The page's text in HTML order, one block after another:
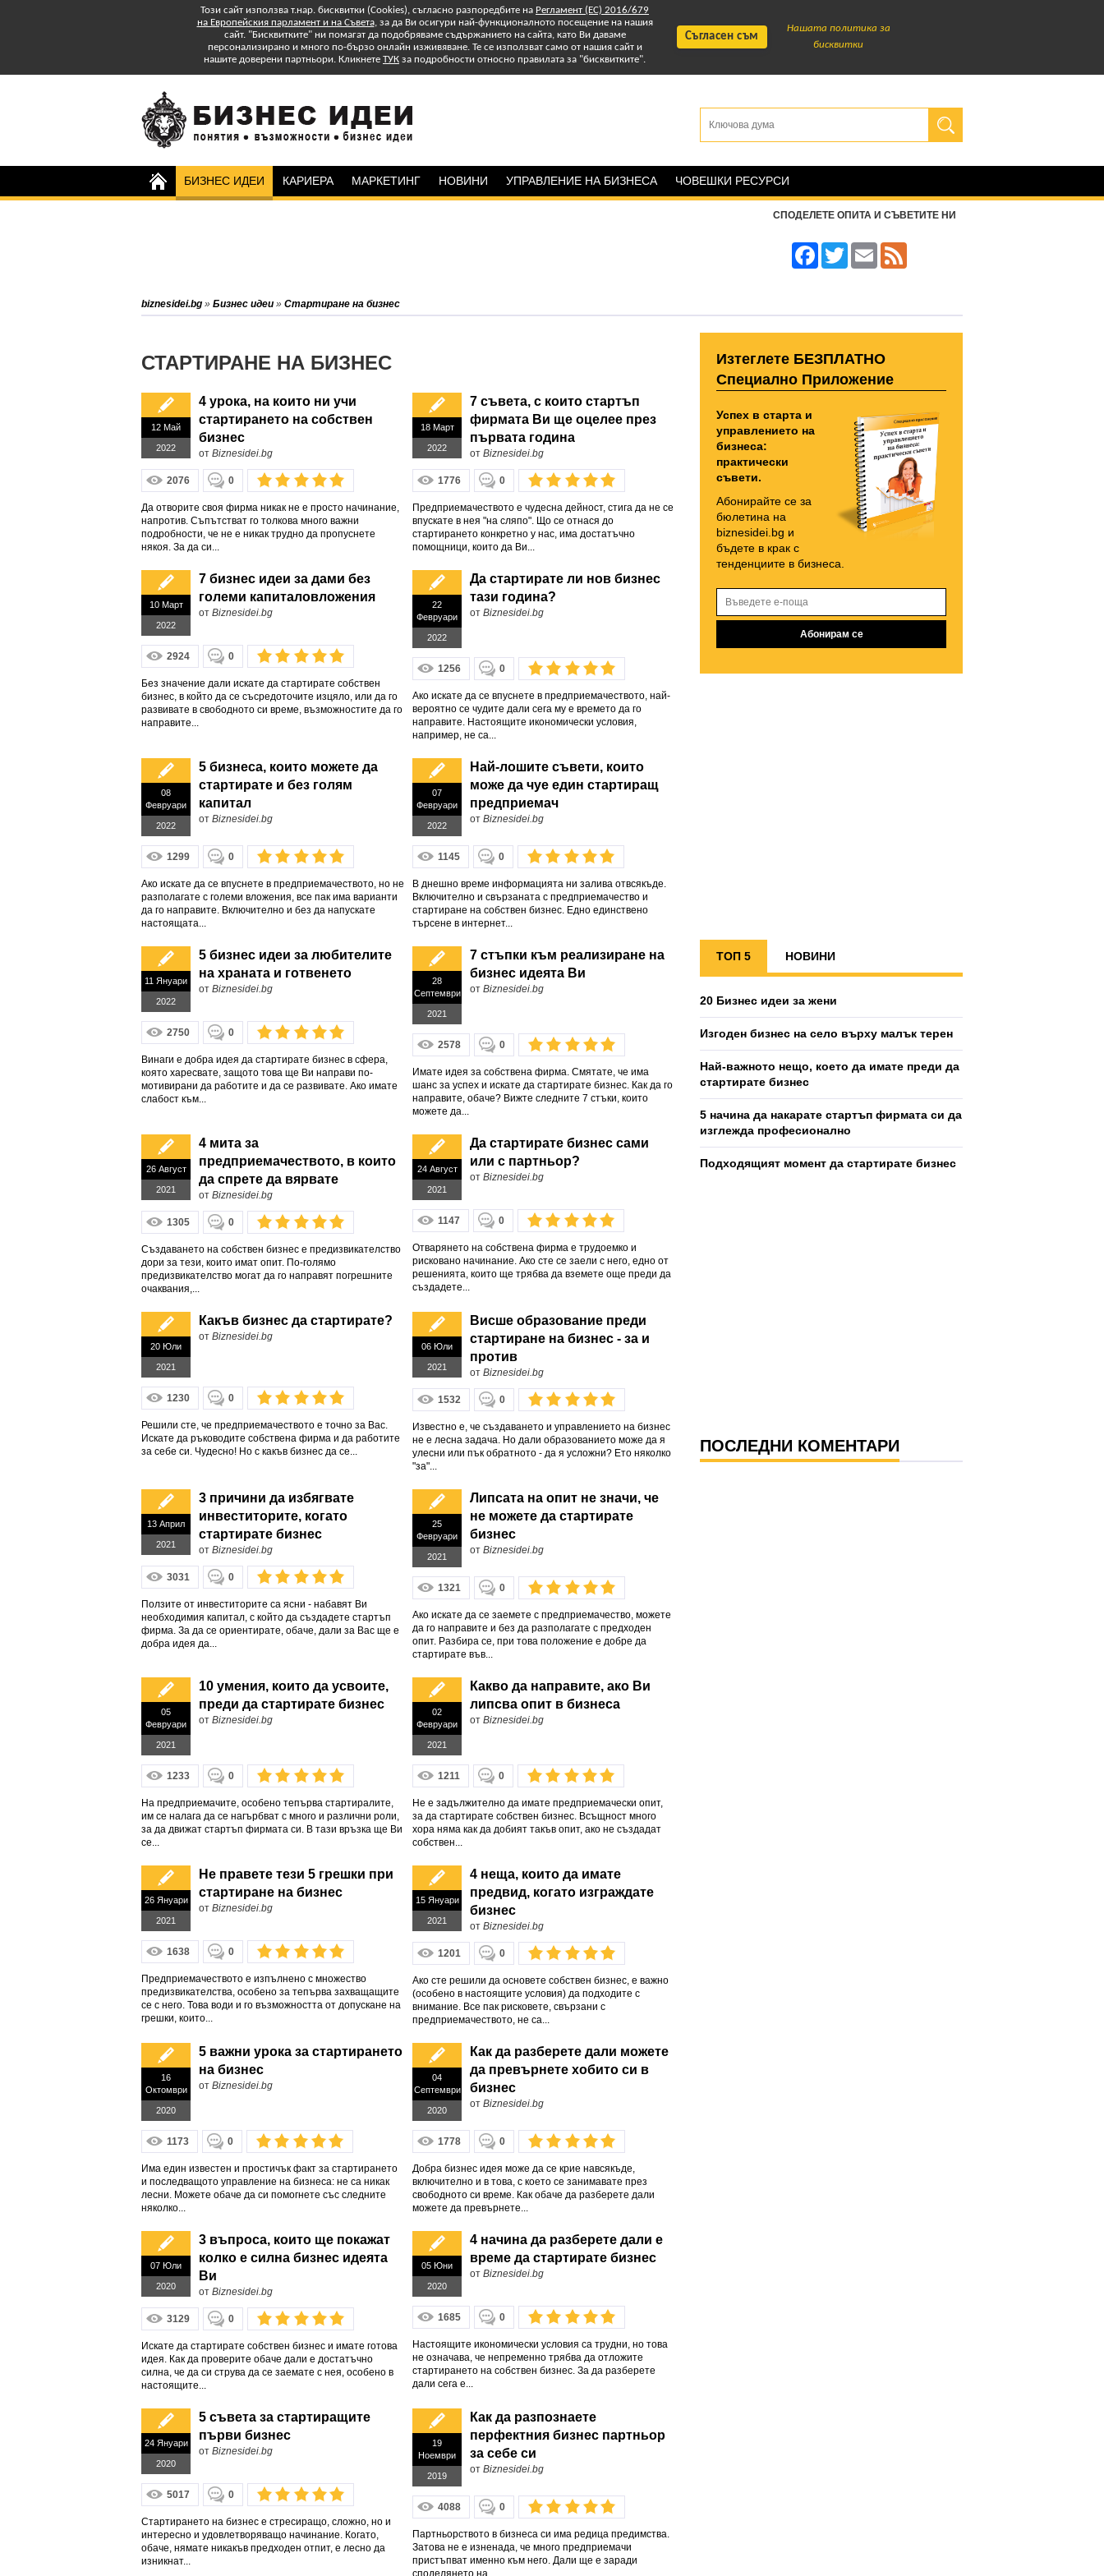
Съгласен съм
Нашата политика за
бисквитки
Този сайт използва т.нар. бисквитки (Cookies), съгласно разпоредбите на Регламент (ЕС) 2016/679
на Европейския парламент и на Съвета, за да Ви осигури най-функционалното посещение на нашия
сайт. "Бисквитките" ни помагат да подобряваме съдържанието на сайта, като Ви даваме
персонализирано и много по-бързо онлайн изживяване. Те се използват само от нашия сайт и
нашите доверени партньори. Кликнете ТУК за подробности относно правилата за "бисквитките".
БИЗНЕС ИДЕИ КАРИЕРА МАРКЕТИНГ НОВИНИ УПРАВЛЕНИЕ НА БИЗНЕСА ЧОВЕШКИ РЕСУРСИ
СПОДЕЛЕТЕ ОПИТА И СЪВЕТИТЕ НИ
FacebookTwitter Email
biznesidei.bg » Бизнес идеи » Стартиране на бизнес
СТАРТИРАНЕ НА БИЗНЕС
12 Май
2022
4 урока, на които ни учи
стартирането на собствен
бизнес
от Biznesidei.bg
2076 0
Да отворите своя фирма никак не е просто начинание,
напротив. Съпътстват го толкова много важни
подробности, че не е никак трудно да пропуснете
някоя. За да си...
18 Март
2022
7 съвета, с които стартъп
фирмата Ви ще оцелее през
първата година
от Biznesidei.bg
1776 0
Предприемачеството е чудесна дейност, стига да не се
впускате в нея "на сляпо". Що се отнася до
стартирането конкретно у нас, има достатъчно
помощници, които да Ви...
10 Март
2022
7 бизнес идеи за дами без
големи капиталовложения
от Biznesidei.bg
2924 0
Без значение дали искате да стартирате собствен
бизнес, в който да се съсредоточите изцяло, или да го
развивате в свободното си време, възможностите да го
направите...
22
Февруари
2022
Да стартирате ли нов бизнес
тази година?
от Biznesidei.bg
1256 0
Ако искате да се впуснете в предприемачеството, най-
вероятно се чудите дали сега му е времето да го
направите. Настоящите икономически условия,
например, не са...
08
Февруари
2022
5 бизнеса, които можете да
стартирате и без голям
капитал
от Biznesidei.bg
1299 0
Ако искате да се впуснете в предприемачеството, но не
разполагате с големи вложения, все пак има варианти
да го направите. Включително и без да напускате
настоящата...
07
Февруари
2022
Най-лошите съвети, които
може да чуе един стартиращ
предприемач
от Biznesidei.bg
1145 0
В днешно време информацията ни залива отвсякъде.
Включително и свързаната с предприемачество и
стартиране на собствен бизнес. Едно единствено
търсене в интернет...
11 Януари
2022
5 бизнес идеи за любителите
на храната и готвенето
от Biznesidei.bg
2750 0
Винаги е добра идея да стартирате бизнес в сфера,
която харесвате, защото това ще Ви направи по-
мотивирани да работите и да се развивате. Ако имате
слабост към...
28
Септември
2021
7 стъпки към реализиране на
бизнес идеята Ви
от Biznesidei.bg
2578 0
Имате идея за собствена фирма. Смятате, че има
шанс за успех и искате да стартирате бизнес. Как да го
направите, обаче? Вижте следните 7 стъки, които
можете да...
26 Август
2021
4 мита за
предприемачеството, в които
да спрете да вярвате
от Biznesidei.bg
1305 0
Създаването на собствен бизнес е предизвикателство
дори за тези, които имат опит. По-голямо
предизвикателство могат да го направят погрешните
очаквания,...
24 Август
2021
Да стартирате бизнес сами
или с партньор?
от Biznesidei.bg
1147 0
Отварянето на собствена фирма е трудоемко и
рисковано начинание. Ако сте се заели с него, едно от
решенията, които ще трябва да вземете още преди да
създадете...
20 Юли
2021
Какъв бизнес да стартирате?
от Biznesidei.bg
1230 0
Решили сте, че предприемачеството е точно за Вас.
Искате да ръководите собствена фирма и да работите
за себе си. Чудесно! Но с какъв бизнес да се...
06 Юли
2021
Висше образование преди
стартиране на бизнес - за и
против
от Biznesidei.bg
1532 0
Известно е, че създаването и управлението на бизнес
не е лесна задача. Но дали образованието може да я
улесни или пък обратното - да я усложни? Ето няколко
"за"...
13 Април
2021
3 причини да избягвате
инвеститорите, когато
стартирате бизнес
от Biznesidei.bg
3031 0
Ползите от инвеститорите са ясни - набавят Ви
необходимия капитал, с който да създадете стартъп
фирма. За да се ориентирате, обаче, дали за Вас ще е
добра идея да...
25
Февруари
2021
Липсата на опит не значи, че
не можете да стартирате
бизнес
от Biznesidei.bg
1321 0
Ако искате да се заемете с предприемачество, можете
да го направите и без да разполагате с предходен
опит. Разбира се, при това положение е добре да
стартирате във...
05
Февруари
2021
10 умения, които да усвоите,
преди да стартирате бизнес
от Biznesidei.bg
1233 0
На предприемачите, особено тепърва стартиралите,
им се налага да се нагърбват с много и различни роли,
за да движат стартъп фирмата си. В тази връзка ще Ви
се...
02
Февруари
2021
Какво да направите, ако Ви
липсва опит в бизнеса
от Biznesidei.bg
1211 0
Не е задължително да имате предприемачески опит,
за да стартирате собствен бизнес. Всъщност много
хора няма как да добият такъв опит, ако не създадат
собствен...
26 Януари
2021
Не правете тези 5 грешки при
стартиране на бизнес
от Biznesidei.bg
1638 0
Предприемачеството е изпълнено с множество
предизвикателства, особено за тепърва захващащите
се с него. Това води и го възможността от допускане на
грешки, които...
15 Януари
2021
4 неща, които да имате
предвид, когато изграждате
бизнес
от Biznesidei.bg
1201 0
Ако сте решили да основете собствен бизнес, е важно
(особено в настоящите условия) да подходите с
внимание. Все пак рисковете, свързани с
предприемачеството, не са...
16
Октомври
2020
5 важни урока за стартирането
на бизнес
от Biznesidei.bg
1173 0
Има един известен и простичък факт за стартирането
и последващото управление на бизнеса: не са никак
лесни. Можете обаче да си помогнете със следните
няколко...
04
Септември
2020
Как да разберете дали можете
да превърнете хобито си в
бизнес
от Biznesidei.bg
1778 0
Добра бизнес идея може да се крие навсякъде,
включително и в това, с което се занимавате през
свободното си време. Как обаче да разберете дали
можете да превърнете...
07 Юли
2020
3 въпроса, които ще покажат
колко е силна бизнес идеята
Ви
от Biznesidei.bg
3129 0
Искате да стартирате собствен бизнес и имате готова
идея. Как да проверите обаче дали е достатъчно
силна, че да си струва да се заемате с нея, особено в
настоящите...
05 Юни
2020
4 начина да разберете дали е
време да стартирате бизнес
от Biznesidei.bg
1685 0
Настоящите икономически условия са трудни, но това
не означава, че непременно трябва да отложите
стартирането на собствен бизнес. За да разберете
дали сега е...
24 Януари
2020
5 съвета за стартиращите
първи бизнес
от Biznesidei.bg
5017 0
Стартирането на бизнес е стресиращо, сложно, но и
интересно и удовлетворяващо начинание. Когато,
обаче, нямате никакъв предходен отпит, е лесно да
изникнат...
19
Ноември
2019
Как да разпознаете
перфектния бизнес партньор
за себе си
от Biznesidei.bg
4088 0
Партньорството в бизнеса си има редица предимства.
Затова не е изненада, че много предприемачи
пристъпват именно към него. Дали ще е заради
споделянето на...
Изтеглете БЕЗПЛАТНО
Специално Приложение
Успех в старта и
управлението на
бизнеса:
практически
съвети.
Абонирайте се за
бюлетина на
biznesidei.bg и
бъдете в крак с
тенденциите в бизнеса.
ТОП 5 НОВИНИ
20 Бизнес идеи за жени
Изгоден бизнес на село върху малък терен
Най-важното нещо, което да имате преди да
стартирате бизнес
5 начина да накарате стартъп фирмата си да
изглежда професионално
Подходящият момент да стартирате бизнес
ПОСЛЕДНИ КОМЕНТАРИ